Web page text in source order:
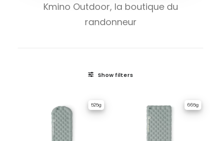
Kmino Outdoor, la boutique du
randonneur
Show filters
525g 665g